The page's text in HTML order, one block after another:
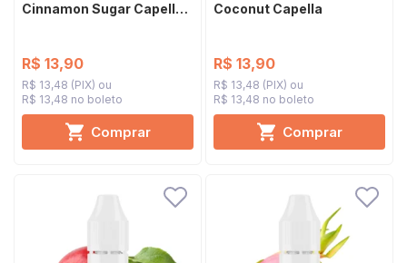
Cinnamon Sugar Capella
R$ 13,90
R$ 13,48 (PIX)
R$ 13,48 no boleto
Comprar
Coconut Capella
R$ 13,90
R$ 13,48 (PIX)
R$ 13,48 no boleto
Comprar